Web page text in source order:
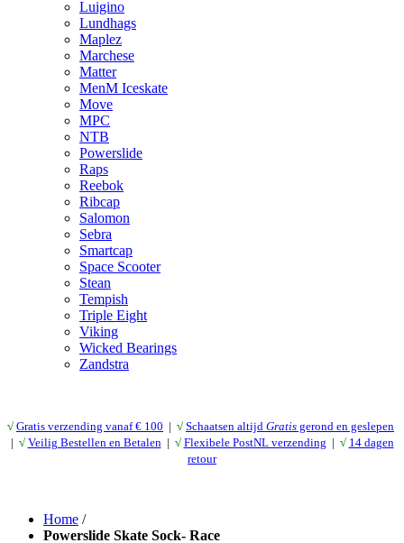
Luigino
Lundhags
Maplez
Marchese
Matter
MenM Iceskate
Move
MPC
NTB
Powerslide
Raps
Reebok
Ribcap
Salomon
Sebra
Smartcap
Space Scooter
Stean
Tempish
Triple Eight
Viking
Wicked Bearings
Zandstra
√ Gratis verzending vanaf € 100 | √ Schaatsen altijd Gratis gerond en geslepen
| √ Veilig Bestellen en Betalen | √ Flexibele PostNL verzending | √ 14 dagen
retour
Home /
Powerslide Skate Sock- Race